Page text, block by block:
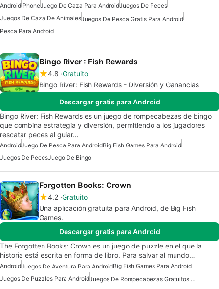
AndroidiPhoneJuego De Caza Para AndroidJuegos De Peces
Juegos De Caza De AnimalesJuegos De Pesca Gratis Para Android
Pesca Para Android
Bingo River : Fish Rewards
4.8 Gratuito
Bingo River: Fish Rewards - Diversión y Ganancias
Descargar gratis para Android
Bingo River: Fish Rewards es un juego de rompecabezas de bingo
que combina estrategia y diversión, permitiendo a los jugadores
rescatar peces al guiar…
AndroidJuego De Pesca Para AndroidBig Fish Games Para Android
Juegos De PecesJuego De Bingo
Forgotten Books: Crown
4.2 Gratuito
Una aplicación gratuita para Android, de Big Fish
Games.
Descargar gratis para Android
The Forgotten Books: Crown es un juego de puzzle en el que la
historia está escrita en forma de libro. Para salvar al mundo…
AndroidJuegos De Aventura Para AndroidBig Fish Games Para Android
Juegos De Puzzles Para Android
Juegos De Rompecabezas Gratuitos Para Android